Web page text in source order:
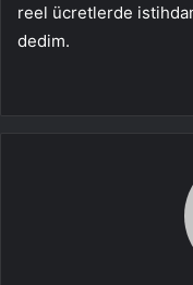
reel ücretlerde
dedim.